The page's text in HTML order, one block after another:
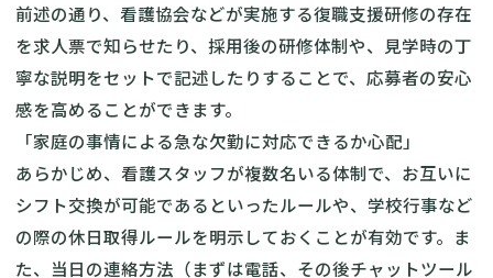
前述の通り、看護協会などが実施する復職支援研修の存在
を求人票で知らせたり、採用後の研修体制や、見学時の丁
寧な説明をセットで記述したりすることで、応募者の安心
感を高めることができます。
「家庭の事情による急な欠勤に対応できるか心配」
あらかじめ、看護スタッフが複数名いる体制で、お互いに
シフト交換が可能であるといったルールや、学校行事など
の際の休日取得ルールを明示しておくことが有効です。ま
た、当日の連絡方法（まずは電話、その後チャットツール